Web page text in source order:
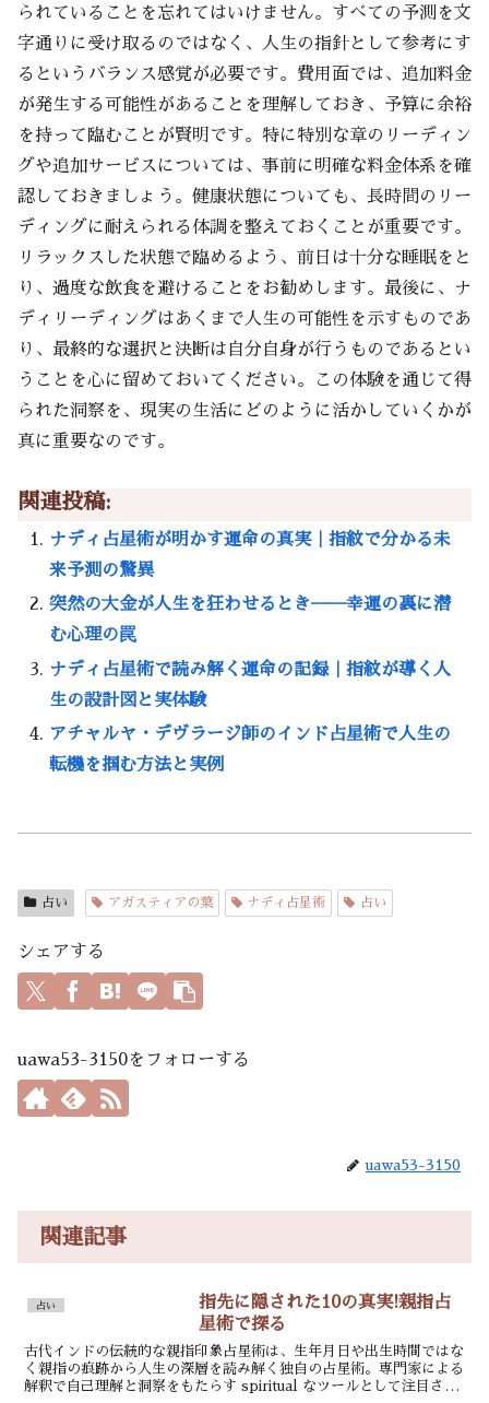
られていることを忘れてはいけません。すべての予測を文
字通りに受け取るのではなく、人生の指針として参考にす
るというバランス感覚が必要です。費用面では、追加料金
が発生する可能性があることを理解しておき、予算に余裕
を持って臨むことが賢明です。特に特別な章のリーディン
グや追加サービスについては、事前に明確な料金体系を確
認しておきましょう。健康状態についても、長時間のリー
ディングに耐えられる体調を整えておくことが重要です。
リラックスした状態で臨めるよう、前日は十分な睡眠をと
り、過度な飲食を避けることをお勧めします。最後に、ナ
ディリーディングはあくまで人生の可能性を示すものであ
り、最終的な選択と決断は自分自身が行うものであるとい
うことを心に留めておいてください。この体験を通じて得
られた洞察を、現実の生活にどのように活かしていくかが
真に重要なのです。
関連投稿:
ナディ占星術が明かす運命の真実｜指紋で分かる未
来予測の驚異
突然の大金が人生を狂わせるとき──幸運の裏に潜
む心理の罠
ナディ占星術で読み解く運命の記録｜指紋が導く人
生の設計図と実体験
アチャルヤ・デヴラージ師のインド占星術で人生の
転機を掴む方法と実例
占い アガスティアの葉 ナディ占星術 占い
シェアする
uawa53-3150をフォローする
uawa53-3150
関連記事
占い
指先に隠された10の真実!親指占
星術で探る
古代インドの伝統的な親指印象占星術は、生年月日や出生時間ではな
く親指の痕跡から人生の深層を読み解く独自の占星術。専門家による
解釈で自己理解と洞察をもたらす spiritual なツールとして注目され